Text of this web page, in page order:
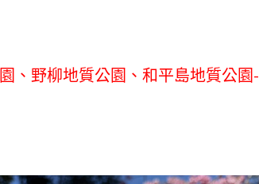
、野柳地質公園、和平島地質公園-